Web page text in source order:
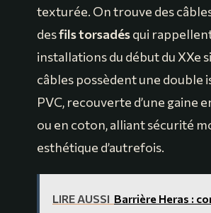
texturée. On trouve des
desfils torsadésqui
installations du début du XXe
câbles possèdent une double
PVC, recouverte d’une gaine
ou en coton, alliant sécurité
esthétique d’autrefois.
LIRE AUSSI Barrière Heras :